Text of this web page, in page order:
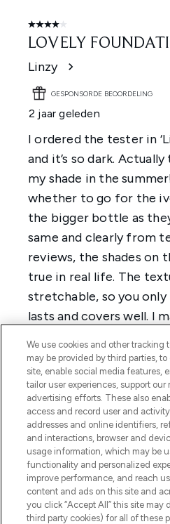
We use cookies and other tracking
may be provided by third parties,
site, enable social media features,
tailor user experiences, support our
advertising efforts. These also
access and record user and
addresses and online identifiers,
and interactions, browser and
usage information, which may be
functionality and personalized
improve performance, and reach
content and ads on this site and
you click “Accept All” this site
third party cookies) for all of these